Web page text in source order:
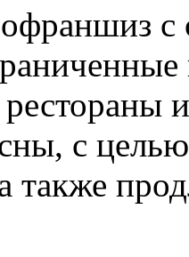
с
также